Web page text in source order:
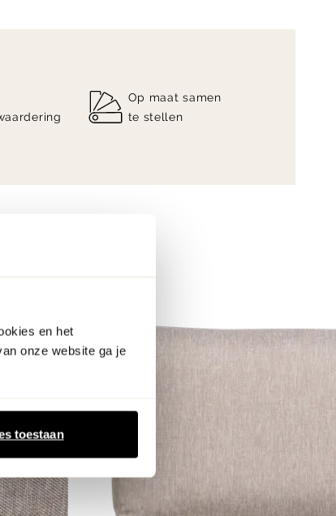
en het
onze website ga je
toestaan
Op maat samen
te stellen